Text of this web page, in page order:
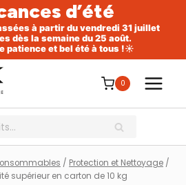
d’été
à partir du vendredi 31 juillet
dès la semaine du 25 août.
patience et bel été à tous !☀️
0
RECHERCHE
/ Protection et Nettoyage /
supérieur en carton de 10 kg